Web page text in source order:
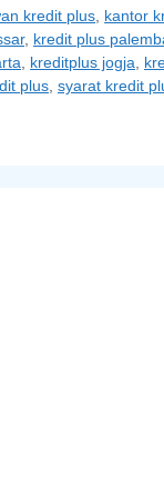
kredit plus kantor
, kredit plus
kreditplus jogja
plus syarat kredit